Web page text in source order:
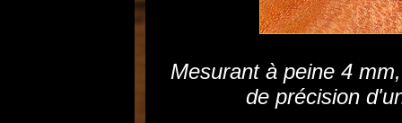
Mesurant à peine 4
de précision